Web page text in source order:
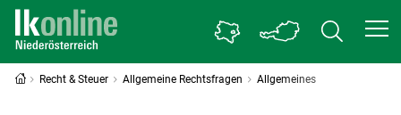
Recht & Steuer Allgemeine Rechtsfragen Allgemeines